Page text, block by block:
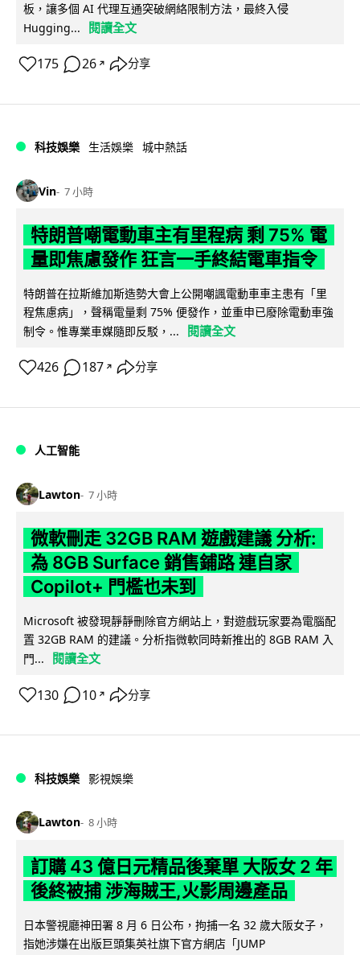
板，讓多個 AI 代理互通突破網絡限制方法，最終入侵
Hugging...
閱讀全文
175 26 ↗ 分享
科技娛樂 生活娛樂 城中熱話
Vin 7 小時
特朗普嘲電動車主有里程病 剩 75% 電
量即焦慮發作 狂言一手終結電車指令
特朗普在拉斯維加斯造勢大會上公開嘲諷電動車車主患有「里
程焦慮病」，聲稱電量剩 75% 便發作，並重申已廢除電動車強
制令。惟專業車媒隨即反駁，...
閱讀全文
426 187 ↗ 分享
人工智能
Lawton 7 小時
微軟刪走 32GB RAM 遊戲建議 分析:
為 8GB Surface 銷售鋪路 連自家
Copilot+ 門檻也未到
Microsoft 被發現靜靜刪除官方網站上，對遊戲玩家要為電腦配
置 32GB RAM 的建議。分析指微軟同時新推出的 8GB RAM 入
門...
閱讀全文
130 10 ↗ 分享
科技娛樂 影視娛樂
Lawton 8 小時
訂購 43 億日元精品後棄單 大阪女 2 年
後終被捕 涉海賊王,火影周邊產品
日本警視廳神田署 8 月 6 日公布，拘捕一名 32 歲大阪女子，
指她涉嫌在出版巨頭集英社旗下官方網店「JUMP